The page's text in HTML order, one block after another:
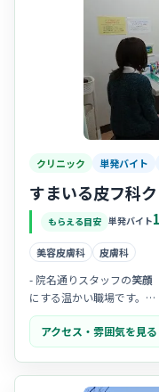
クリニック 単発バイト
すまいる皮フ科
もらえる目安 単発バイト
美容皮膚科 皮膚科
- 院名通りスタッフの笑顔
にする温かい職場です。
- 院長先生が物腰柔らかく
る風通しの良さがあります。
- 院内は清潔感があり綺麗
アクセス・雰囲気を見る